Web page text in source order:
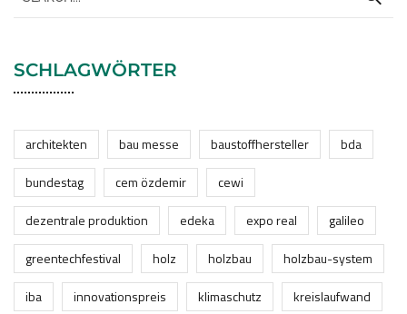
SCHLAGWÖRTER
architekten bau messe baustoffhersteller
bda
bundestag
cem özdemir
cewi
dezentrale produktion
edeka expo real
galileo
greentechfestival
holz holzbau
holzbau-system
iba
innovationspreis klimaschutz
kreislaufwand